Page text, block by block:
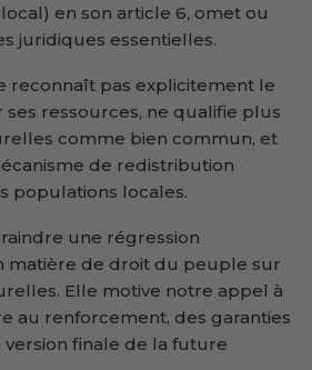
en son article 6, omet ou
juridiques essentielles.
reconnaît pas explicitement le
ressources, ne qualifie plus
comme bien commun, et
de redistribution
populations locales.
une régression
matière de droit du peuple sur
Elle motive notre appel à
au renforcement, des garanties
version finale de la future